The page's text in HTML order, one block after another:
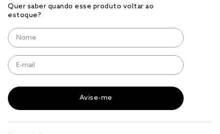
cobre leito
cobertor
jogo cama casal